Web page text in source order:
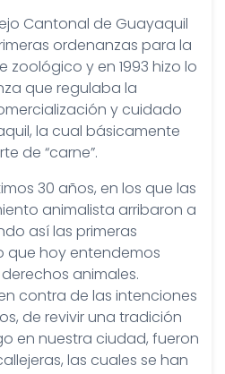
Cantonal de Guayaquil
ordenanzas para la
y en 1993 hizo lo
que regulaba la
y cuidado
la cual básicamente
de “carne”.
30 años, en los que las
animalista arribaron a
así las primeras
que hoy entendemos
animales.
contra de las intenciones
de revivir una tradición
en nuestra ciudad, fueron
las cuales se han